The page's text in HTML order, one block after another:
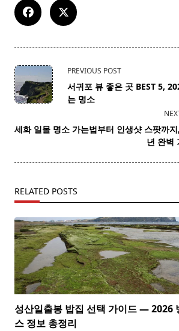
<span
class="nav-
subtitle
reader-
PREVIOUS POST
서귀포 뷰 좋은 곳 BEST 5,
는 명소
세화 일몰 명소 가는법부터 인생샷 스팟까
년 완벽
RELATED POSTS
성산일출봉 밥집 선택 가이드 — 2026
스 정보 총정리